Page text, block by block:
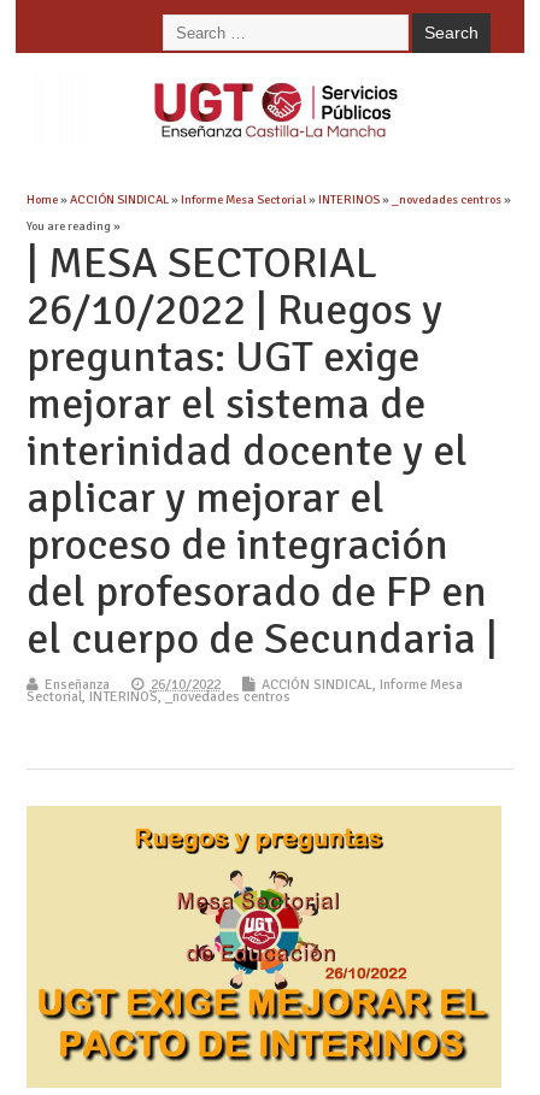
Home»ACCIÓN SINDICAL»Informe Mesa Sectorial»INTERINOS» _novedades centros»
You are reading »
| MESA SECTORIAL
26/10/2022 | Ruegos y
preguntas: UGT exige
mejorar el sistema de
interinidad docente y el
aplicar y mejorar el
proceso de integración
del profesorado de FP en
el cuerpo de Secundaria |
Enseñanza 26/10/2022 ACCIÓN SINDICAL, Informe Mesa
Sectorial, INTERINOS,_novedades centros